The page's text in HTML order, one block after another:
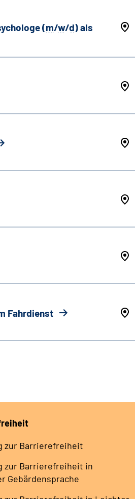
(m/w/d) als
Fahrdienst
zur Barrierefreiheit
zur Barrierefreiheit in
Gebärdensprache